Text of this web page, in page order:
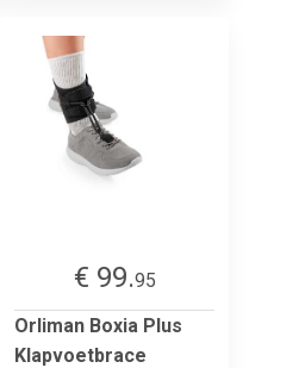
€ 99.95
Orliman Boxia Plus
Klapvoetbrace